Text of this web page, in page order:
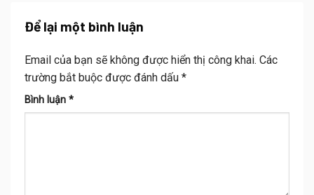
Để lại một bình luận
Email của bạn sẽ không được hiển thị công khai. Các
trường bắt buộc được đánh dấu *
Bình luận *